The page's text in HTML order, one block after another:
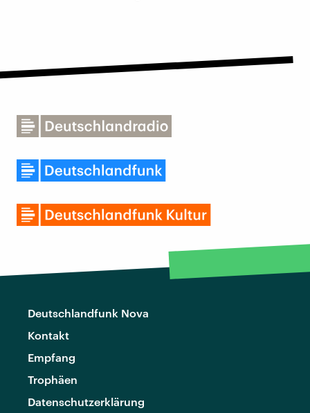
Deutschlandfunk Nova
Kontakt
Empfang
Trophäen
Datenschutzerklärung